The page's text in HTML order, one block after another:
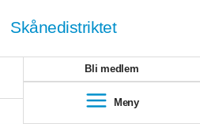
Skånedistriktet
Bli medlem
Meny